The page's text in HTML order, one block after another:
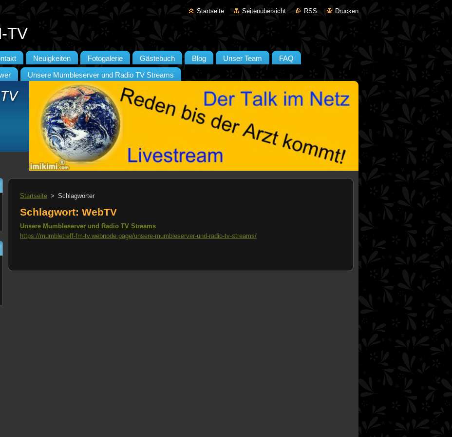
Startseite Seitenübersicht RSS Drucken
TV
Neuigkeiten Fotogalerie Gästebuch Blog Unser Team FAQ
Unsere Mumbleserver und Radio TV Streams
Startseite > Schlagwörter
Schlagwort: WebTV
Unsere Mumbleserver und Radio TV Streams
https://mumbletreff-fm-tv.webnode.page/unsere-mumbleserver-und-radio-tv-streams/